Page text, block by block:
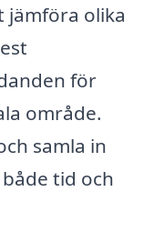
olika
för
område.
samla in
tid och